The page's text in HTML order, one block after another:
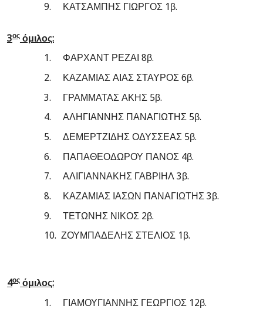
9. ΚΑΤΣΑΜΠΗΣ ΓΙΩΡΓΟΣ 1β.
3οςόμιλος:
1. ΦΑΡΧΑΝΤ ΡΕΖΑΙ 8β.
2. ΚΑΖΑΜΙΑΣ ΑΙΑΣ ΣΤΑΥΡΟΣ 6β.
3. ΓΡΑΜΜΑΤΑΣ ΑΚΗΣ 5β.
4. ΑΛΗΓΙΑΝΝΗΣ ΠΑΝΑΓΙΩΤΗΣ 5β.
5. ΔΕΜΕΡΤΖΙΔΗΣ ΟΔΥΣΣΕΑΣ 5β.
6. ΠΑΠΑΘΕΟΔΩΡΟΥ ΠΑΝΟΣ 4β.
7. ΑΛΙΓΙΑΝΝΑΚΗΣ ΓΑΒΡΙΗΛ 3β.
8. ΚΑΖΑΜΙΑΣ ΙΑΣΩΝ ΠΑΝΑΓΙΩΤΗΣ 3β.
9. ΤΕΤΩΝΗΣ ΝΙΚΟΣ 2β.
10. ΖΟΥΜΠΑΔΕΛΗΣ ΣΤΕΛΙΟΣ 1β.
4οςόμιλος:
1. ΓΙΑΜΟΥΓΙΑΝΝΗΣ ΓΕΩΡΓΙΟΣ 12β.